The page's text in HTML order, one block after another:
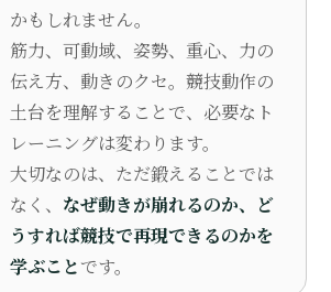
かもしれません。
筋力、可動域、姿勢、重心、力の
伝え方、動きのクセ。競技動作の
土台を理解することで、必要なト
レーニングは変わります。
大切なのは、ただ鍛えることでは
なく、 なぜ動きが崩れるのか、ど
うすれば競技で再現できるのかを
学ぶことです。